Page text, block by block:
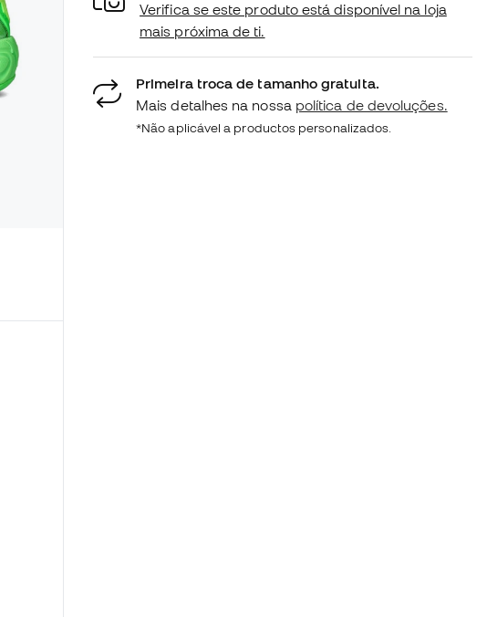
Verifica se este produto está disponível na loja
mais próxima de ti.
Primeira troca de tamanho gratuita.
Mais detalhes na nossa política de devoluções.
*Não aplicável a productos personalizados.